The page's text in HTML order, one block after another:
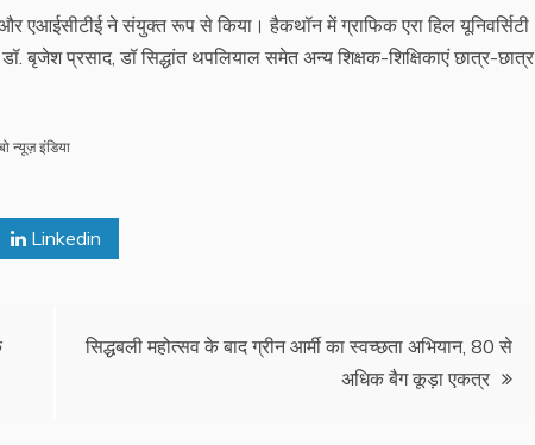
और एआईसीटीई ने संयुक्त रूप से किया। हैकथॉन में ग्राफिक एरा हिल यूनिवर्सिटी
बृजेश प्रसाद, डॉ सिद्धांत थपलियाल समेत अन्य शिक्षक-शिक्षिकाएं छात्र-छात्र
न्यूज़ इंडिया
Linkedin
सिद्धबली महोत्सव के बाद ग्रीन आर्मी का स्वच्छता अभियान, 80 से
अधिक बैग कूड़ा एकत्र